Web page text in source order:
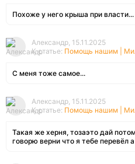
Похоже у него крыша при власти...
Александр, 15.11.2025
К статье: Помощь нашим |
С меня тоже самое...
Александр, 15.11.2025
К статье: Помощь нашим |
Такая же херня, тозаэто дай
говорю верни что я тебе перевёл